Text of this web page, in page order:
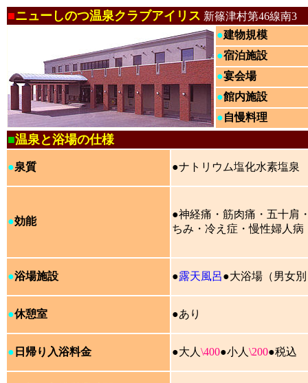
■ニューしのつ温泉クラブアイリス 新篠津村第46線南3
●建物規模
●宿泊施設
●宴会場
●館内施設
●自慢料理
■温泉と浴場の仕様
●泉質 ●ナトリウム塩化水素塩泉
●効能
●神経痛・筋肉痛・五十肩
ちみ・冷え症・慢性婦人病
●浴場施設 ●露天風呂●大浴場（男女
●休憩室 ●あり
● 日帰り入浴料金 ●大人 \400●小人 \200●税込